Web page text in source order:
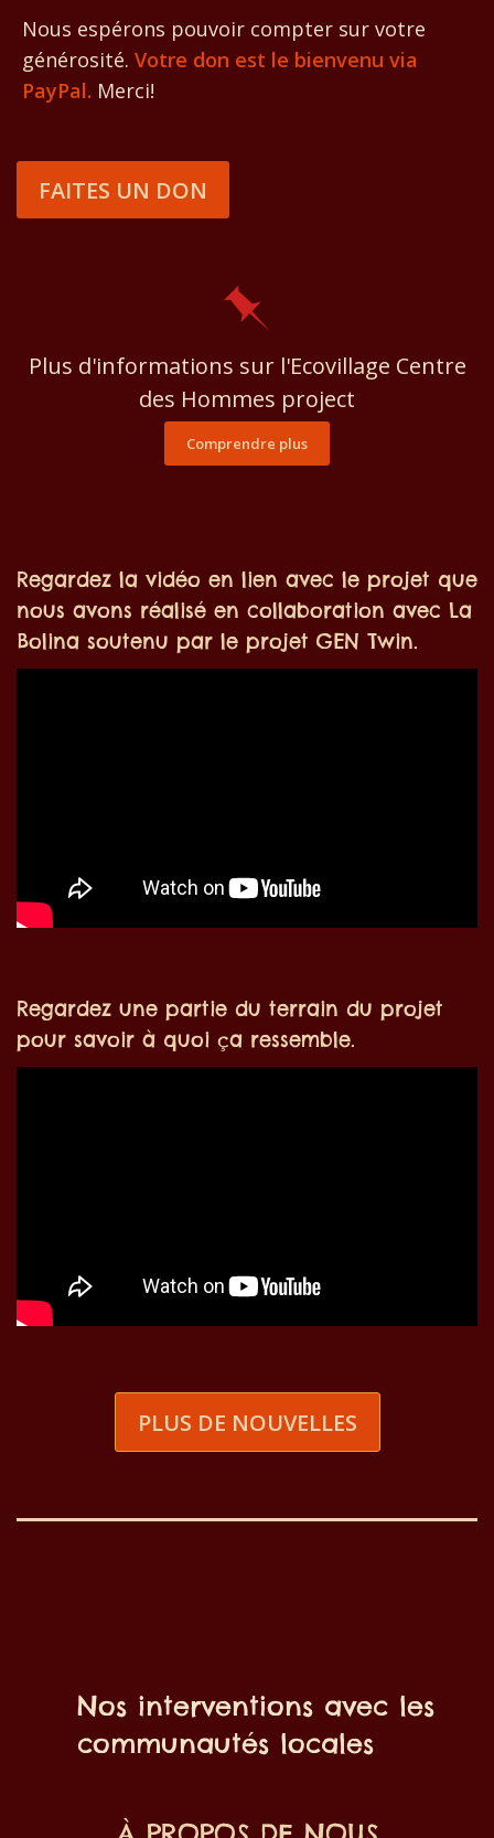
Nous espérons pouvoir compter sur votre
générosité. Votre don est le bienvenu via
PayPal. Merci!
FAITES UN DON
Plus d'informations sur l'Ecovillage Centre
des Hommes project
Comprendre plus
Regardez la vidéo en lien avec le projet que
nous avons réalisé en collaboration avec La
Bolina soutenu par le projet GEN Twin.
Regardez une partie du terrain du projet
pour savoir à quoi ça ressemble.
PLUS DE NOUVELLES
Nos interventions avec les
communautés locales